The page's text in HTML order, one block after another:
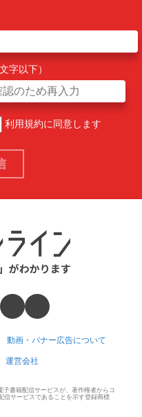
字以下）
利用規約に同意します
動画・バナー広告について
運営会社
書籍配信サービスが、著作権者からコ
信サービスであることを示す登録商標